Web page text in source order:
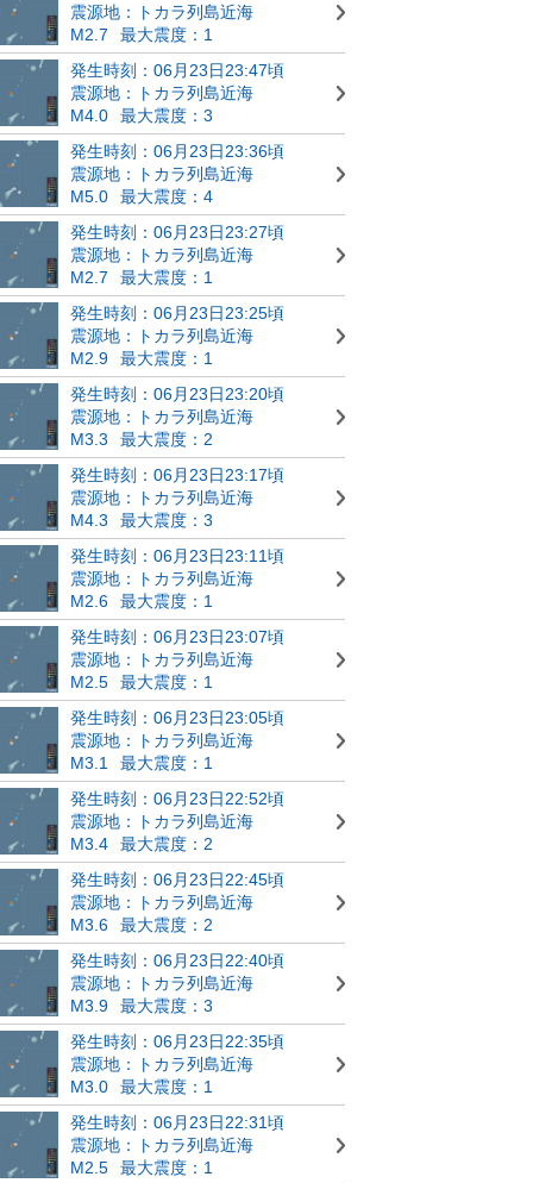
震源地：トカラ列島近海
M2.7
最大震度：1
発生時刻：06月23日23:47頃
震源地：トカラ列島近海
M4.0
最大震度：3
発生時刻：06月23日23:36頃
震源地：トカラ列島近海
M5.0
最大震度：4
発生時刻：06月23日23:27頃
震源地：トカラ列島近海
M2.7
最大震度：1
発生時刻：06月23日23:25頃
震源地：トカラ列島近海
M2.9
最大震度：1
発生時刻：06月23日23:20頃
震源地：トカラ列島近海
M3.3
最大震度：2
発生時刻：06月23日23:17頃
震源地：トカラ列島近海
M4.3
最大震度：3
発生時刻：06月23日23:11頃
震源地：トカラ列島近海
M2.6
最大震度：1
発生時刻：06月23日23:07頃
震源地：トカラ列島近海
M2.5
最大震度：1
発生時刻：06月23日23:05頃
震源地：トカラ列島近海
M3.1
最大震度：1
発生時刻：06月23日22:52頃
震源地：トカラ列島近海
M3.4
最大震度：2
発生時刻：06月23日22:45頃
震源地：トカラ列島近海
M3.6
最大震度：2
発生時刻：06月23日22:40頃
震源地：トカラ列島近海
M3.9
最大震度：3
発生時刻：06月23日22:35頃
震源地：トカラ列島近海
M3.0
最大震度：1
発生時刻：06月23日22:31頃
震源地：トカラ列島近海
M2.5
最大震度：1